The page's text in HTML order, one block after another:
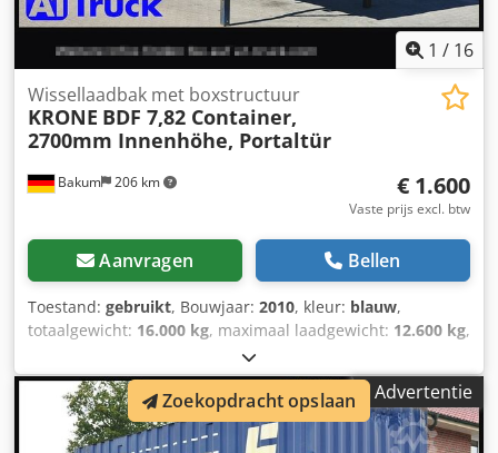
1 / 16
Bakum 206 km
Wissellaadbak met boxstructuur
KRONE BDF 7,82 Container,
2700mm Innenhöhe, Portaltür
€ 1.600
Vaste prijs excl. btw
Aanvragen Bellen
Toestand: gebruikt, Bouwjaar: 2010, kleur: blauw,
totaalgewicht: 16.000 kg, maximaal laadgewicht: 12.600 kg,
, laadruimte inhoud:
laadruimtebreedte:2.480 mm, laadruimte lengte:7.700
, laadruimtehoogte:2.700 mm , eerste registratie:
06/2010, asconfiguratie:2 assen, totale lengte:7.700 mm,
bestuurderscabine: dagcabine , emissieklasse: geen,
Advertentie
Zoekopdracht opslaan